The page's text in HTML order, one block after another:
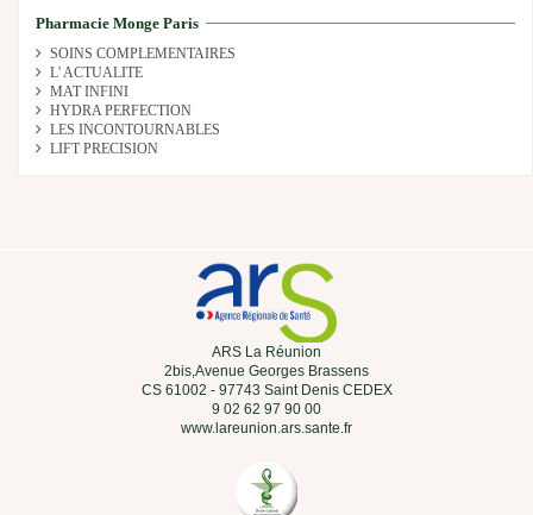
Pharmacie Monge Paris
SOINS COMPLEMENTAIRES
L' ACTUALITE
MAT INFINI
HYDRA PERFECTION
LES INCONTOURNABLES
LIFT PRECISION
ARS La Réunion
2bis,Avenue Georges Brassens
CS 61002 - 97743 Saint Denis CEDEX
9 02 62 97 90 00
www.lareunion.ars.sante.fr